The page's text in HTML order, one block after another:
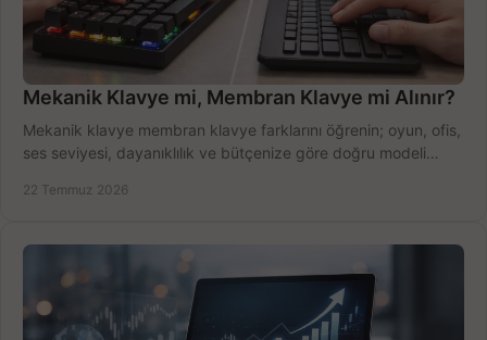
Mekanik Klavye mi, Membran Klavye mi Alınır?
Mekanik klavye membran klavye farklarını öğrenin; oyun, ofis,
ses seviyesi, dayanıklılık ve bütçenize göre doğru modeli
22 Temmuz 2026